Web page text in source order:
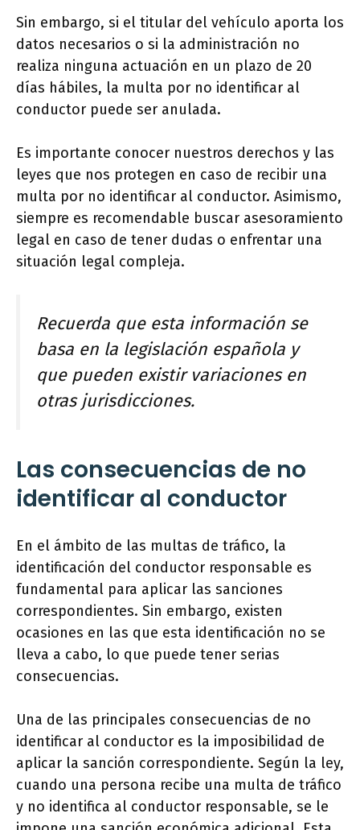
Sin embargo, si el titular del vehículo aporta los
datos necesarios o si la administración no
realiza ninguna actuación en un plazo de 20
días hábiles, la multa por no identificar al
conductor puede ser anulada.
Es importante conocer nuestros derechos y las
leyes que nos protegen en caso de recibir una
multa por no identificar al conductor. Asimismo,
siempre es recomendable buscar asesoramiento
legal en caso de tener dudas o enfrentar una
situación legal compleja.
Recuerda que esta información se
basa en la legislación española y
que pueden existir variaciones en
otras jurisdicciones.
Las consecuencias de no
identificar al conductor
En el ámbito de las multas de tráfico, la
identificación del conductor responsable es
fundamental para aplicar las sanciones
correspondientes. Sin embargo, existen
ocasiones en las que esta identificación no se
lleva a cabo, lo que puede tener serias
consecuencias.
Una de las principales consecuencias de no
identificar al conductor es la imposibilidad de
aplicar la sanción correspondiente. Según la ley,
cuando una persona recibe una multa de tráfico
y no identifica al conductor responsable, se le